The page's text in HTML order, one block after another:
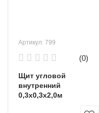
Артикул: 799
(0)
Щит угловой
внутренний
0,3х0,3х2,0м